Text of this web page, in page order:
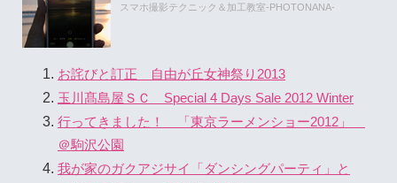
スマホ撮影テクニック＆加工教室-PHOTONANA-
お詫びと訂正 自由が丘女神祭り2013
玉川髙島屋ＳＣ Special 4 Days Sale 2012 Winter
行ってきました！ 「東京ラーメンショー2012」
＠駒沢公園
我が家のガクアジサイ「ダンシングパーティ」と